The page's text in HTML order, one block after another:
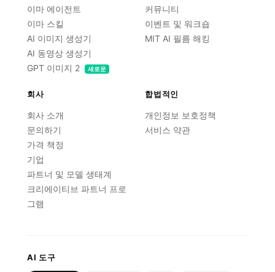
이마 에이전트
이마 스킬
AI 이미지 생성기
AI 동영상 생성기
GPT 이미지 2
새로운
커뮤니티
이벤트 및 워크숍
MIT AI 필름 해킹
회사
회사 소개
문의하기
가격 책정
기업
파트너 및 모델 생태계
크리에이티브 파트너 프로
그램
합법적인
개인정보 보호정책
서비스 약관
AI 도구